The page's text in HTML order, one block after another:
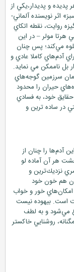
و پديدار،يكي از
نويسنده آلماني-
روايت، نقطه اتكاي
مولر – در اين
مي‌كند؛ پس چنان
كاملا عادي و
ناممكن مي‌ نمايد.
سرزمين گوجه‌هاي
حيران را محدود
خود، به فسادي
ساده ترين و
را چنان از
هر آن آماده لو
نزديك‌ترين و
هم خون خود
خور و خواب
بيهوده نيست
و به لطف
روشنايي خاكستر